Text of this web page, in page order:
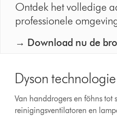
Ontdek het volledige
professionele
→ Download nu de
Dyson
Van handdrogers en föhns tot
reinigingsventilatoren en